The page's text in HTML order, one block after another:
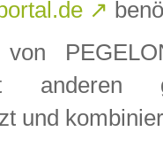
↗
und